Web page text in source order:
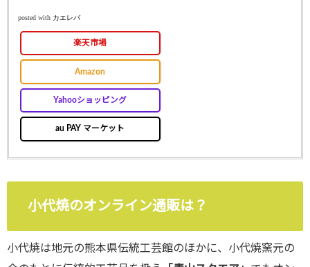
posted with カエレバ
楽天市場
Amazon
Yahooショッピング
au PAY マーケット
小代焼のオンライン通販は？
小代焼は地元の熊本県伝統工芸館のほかに、小代焼窯元の